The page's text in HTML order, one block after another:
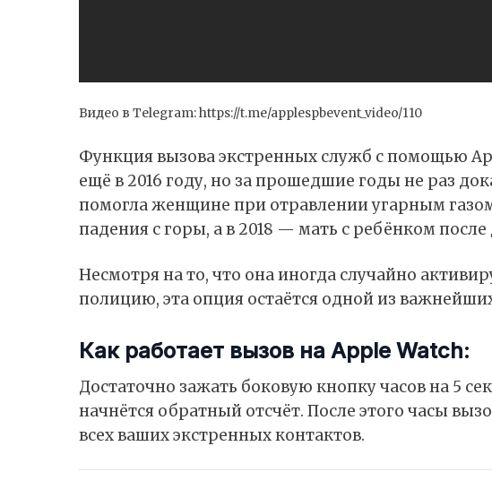
Видео в Telegram:https://t.me/applespbevent_video/110
Функция вызова экстренных служб с помощью
ещё в 2016 году, но за прошедшие годы не раз
помогла женщине при отравлении угарным
падения с горы, а в 2018 — мать с ребёнком
Несмотря на то, что она иногда случайно
полицию, эта опция остаётся одной из
Как работает вызов на Apple Watch:
Достаточно зажать боковую кнопку часов на 5
начнётся обратный отсчёт. После этого часы
всех ваших экстренных контактов.